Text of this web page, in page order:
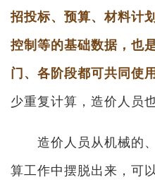
招投标、预算、材料计
控制等的基础数据，也
门、各阶段都可共同使
少重复计算，造价人员
造价人员从机械的、
算工作中摆脱出来，可